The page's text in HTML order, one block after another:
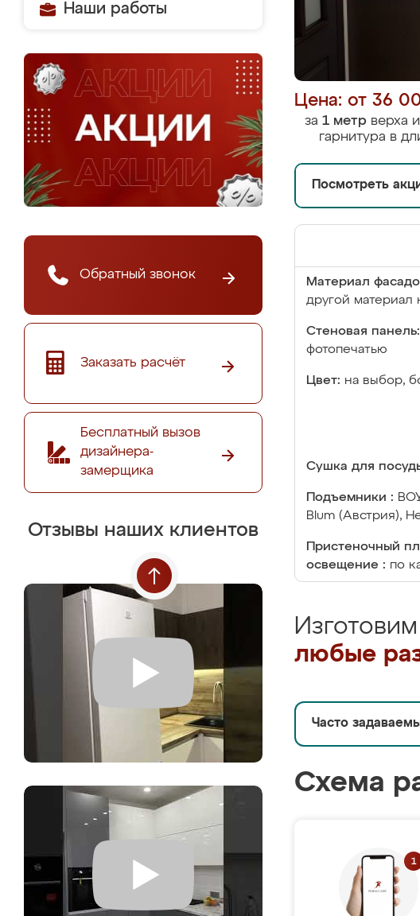
Наши работы
Обратный звонок
Заказать расчёт
Бесплатный вызов
дизайнера-
замерщика
Отзывы наших клиентов
Цена: от 36
за 1 метр верха
гарнитура в
Посмотреть
Материал
другой материал
Стеновая панель:
фотопечатью
Цвет: на выбор,
Сушка для
Подъемники :
Blum (Австрия),
Пристеночный
освещение : по
любые
Часто
Схема